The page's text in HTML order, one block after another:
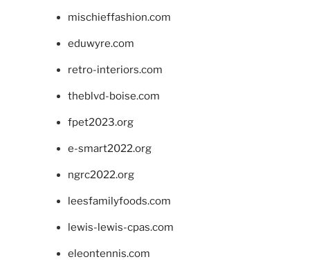
mischieffashion.com
eduwyre.com
retro-interiors.com
theblvd-boise.com
fpet2023.org
e-smart2022.org
ngrc2022.org
leesfamilyfoods.com
lewis-lewis-cpas.com
eleontennis.com